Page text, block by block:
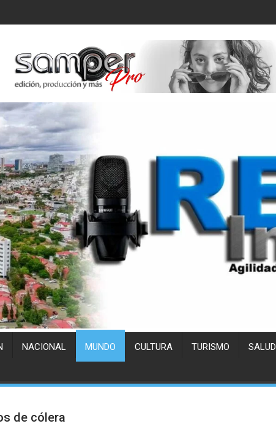
NACIONAL MUNDO CULTURA TURISMO SALUD
de cólera